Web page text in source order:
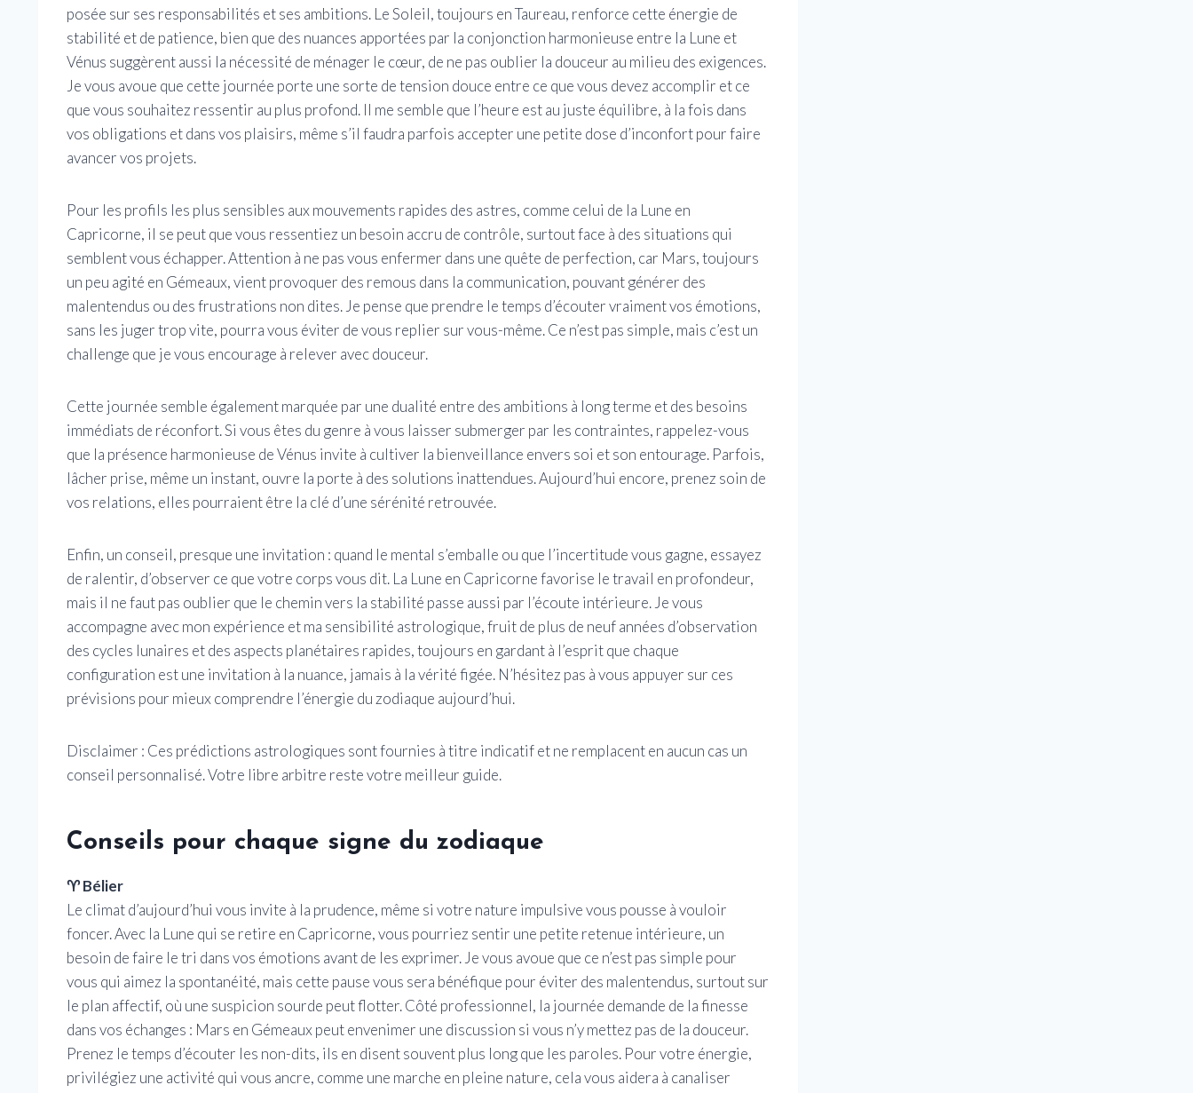
posée sur ses responsabilités et ses ambitions. Le Soleil, toujours en Taureau, renforce cette énergie de
stabilité et de patience, bien que des nuances apportées par la conjonction harmonieuse entre la Lune et
Vénus suggèrent aussi la nécessité de ménager le cœur, de ne pas oublier la douceur au milieu des exigences.
Je vous avoue que cette journée porte une sorte de tension douce entre ce que vous devez accomplir et ce
que vous souhaitez ressentir au plus profond. Il me semble que l’heure est au juste équilibre, à la fois dans
vos obligations et dans vos plaisirs, même s’il faudra parfois accepter une petite dose d’inconfort pour faire
avancer vos projets.
Pour les profils les plus sensibles aux mouvements rapides des astres, comme celui de la Lune en
Capricorne, il se peut que vous ressentiez un besoin accru de contrôle, surtout face à des situations qui
semblent vous échapper. Attention à ne pas vous enfermer dans une quête de perfection, car Mars, toujours
un peu agité en Gémeaux, vient provoquer des remous dans la communication, pouvant générer des
malentendus ou des frustrations non dites. Je pense que prendre le temps d’écouter vraiment vos émotions,
sans les juger trop vite, pourra vous éviter de vous replier sur vous-même. Ce n’est pas simple, mais c’est un
challenge que je vous encourage à relever avec douceur.
Cette journée semble également marquée par une dualité entre des ambitions à long terme et des besoins
immédiats de réconfort. Si vous êtes du genre à vous laisser submerger par les contraintes, rappelez-vous
que la présence harmonieuse de Vénus invite à cultiver la bienveillance envers soi et son entourage. Parfois,
lâcher prise, même un instant, ouvre la porte à des solutions inattendues. Aujourd’hui encore, prenez soin de
vos relations, elles pourraient être la clé d’une sérénité retrouvée.
Enfin, un conseil, presque une invitation : quand le mental s’emballe ou que l’incertitude vous gagne, essayez
de ralentir, d’observer ce que votre corps vous dit. La Lune en Capricorne favorise le travail en profondeur,
mais il ne faut pas oublier que le chemin vers la stabilité passe aussi par l’écoute intérieure. Je vous
accompagne avec mon expérience et ma sensibilité astrologique, fruit de plus de neuf années d’observation
des cycles lunaires et des aspects planétaires rapides, toujours en gardant à l’esprit que chaque
configuration est une invitation à la nuance, jamais à la vérité figée. N’hésitez pas à vous appuyer sur ces
prévisions pour mieux comprendre l’énergie du zodiaque aujourd’hui.
Disclaimer : Ces prédictions astrologiques sont fournies à titre indicatif et ne remplacent en aucun cas un
conseil personnalisé. Votre libre arbitre reste votre meilleur guide.
Conseils pour chaque signe du zodiaque
♈ Bélier
Le climat d’aujourd’hui vous invite à la prudence, même si votre nature impulsive vous pousse à vouloir
foncer. Avec la Lune qui se retire en Capricorne, vous pourriez sentir une petite retenue intérieure, un
besoin de faire le tri dans vos émotions avant de les exprimer. Je vous avoue que ce n’est pas simple pour
vous qui aimez la spontanéité, mais cette pause vous sera bénéfique pour éviter des malentendus, surtout sur
le plan affectif, où une suspicion sourde peut flotter. Côté professionnel, la journée demande de la finesse
dans vos échanges : Mars en Gémeaux peut envenimer une discussion si vous n’y mettez pas de la douceur.
Prenez le temps d’écouter les non-dits, ils en disent souvent plus long que les paroles. Pour votre énergie,
privilégiez une activité qui vous ancre, comme une marche en pleine nature, cela vous aidera à canaliser